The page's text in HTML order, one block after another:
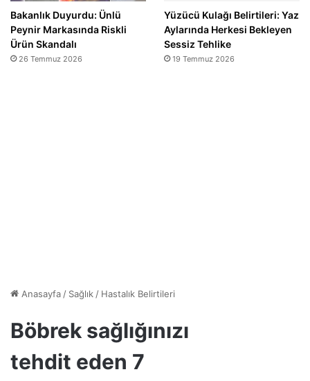
Bakanlık Duyurdu: Ünlü
Peynir Markasında Riskli
Ürün Skandalı
26 Temmuz 2026
Yüzücü Kulağı Belirtileri: Yaz
Aylarında Herkesi Bekleyen
Sessiz Tehlike
19 Temmuz 2026